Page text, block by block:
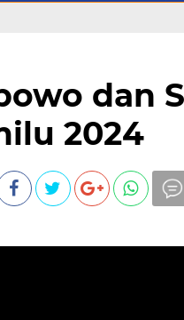
dan
2024